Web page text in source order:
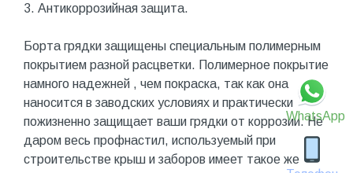
WhatsApp
3. Антикоррозийная защита.
Борта грядки защищены специальным полимерным
покрытием разной расцветки. Полимерное покрытие
намного надежней , чем покраска, так как она
наносится в заводских условиях и практически
пожизненно защищает ваши грядки от коррозии. Не
даром весь профнастил, используемый при
строительстве крыш и заборов имеет такое же